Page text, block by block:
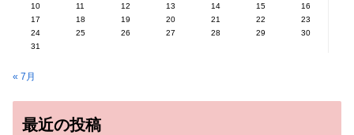
10
11 12 13 14 15
16
17
18 19 20 21 22
23
24
25 26 27 28 29
30
31
« 7月
最近の投稿